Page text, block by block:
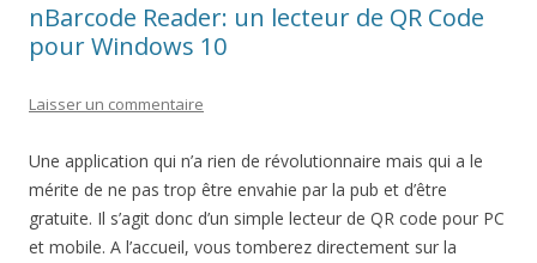
nBarcode Reader: un lecteur de QR Code
pour Windows 10
Laisser un commentaire
Une application qui n’a rien de révolutionnaire mais qui a le
mérite de ne pas trop être envahie par la pub et d’être
gratuite. Il s’agit donc d’un simple lecteur de QR code pour PC
et mobile. A l’accueil, vous tomberez directement sur la